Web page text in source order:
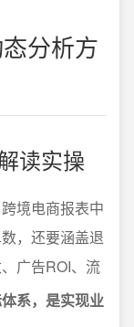
分析方
读实操
境电商报表中
，还要涵盖退
广告ROI、流
系，是实现业